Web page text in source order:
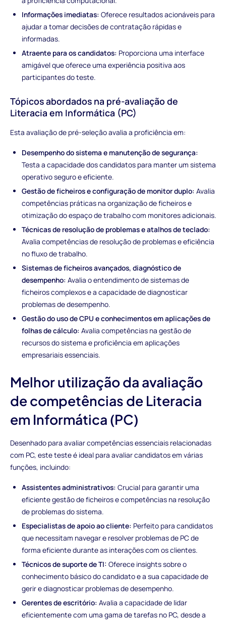
Informações imediatas: Oferece resultados acionáveis para
ajudar a tomar decisões de contratação rápidas e
informadas.
Atraente para os candidatos: Proporciona uma interface
amigável que oferece uma experiência positiva aos
participantes do teste.
Tópicos abordados na pré-avaliação de
Literacia em Informática (PC)
Esta avaliação de pré-seleção avalia a proficiência em:
Desempenho do sistema e manutenção de segurança:
Testa a capacidade dos candidatos para manter um sistema
operativo seguro e eficiente.
Gestão de ficheiros e configuração de monitor duplo: Avalia
competências práticas na organização de ficheiros e
otimização do espaço de trabalho com monitores adicionais.
Técnicas de resolução de problemas e atalhos de teclado:
Avalia competências de resolução de problemas e eficiência
no fluxo de trabalho.
Sistemas de ficheiros avançados, diagnóstico de
desempenho: Avalia o entendimento de sistemas de
ficheiros complexos e a capacidade de diagnosticar
problemas de desempenho.
Gestão do uso de CPU e conhecimentos em aplicações de
folhas de cálculo: Avalia competências na gestão de
recursos do sistema e proficiência em aplicações
empresariais essenciais.
Melhor utilização da avaliação
de competências de Literacia
em Informática (PC)
Desenhado para avaliar competências essenciais relacionadas
com PC, este teste é ideal para avaliar candidatos em várias
funções, incluindo:
Assistentes administrativos: Crucial para garantir uma
eficiente gestão de ficheiros e competências na resolução
de problemas do sistema.
Especialistas de apoio ao cliente: Perfeito para candidatos
que necessitam navegar e resolver problemas de PC de
forma eficiente durante as interações com os clientes.
Técnicos de suporte de TI: Oferece insights sobre o
conhecimento básico do candidato e a sua capacidade de
gerir e diagnosticar problemas de desempenho.
Gerentes de escritório: Avalia a capacidade de lidar
eficientemente com uma gama de tarefas no PC, desde a